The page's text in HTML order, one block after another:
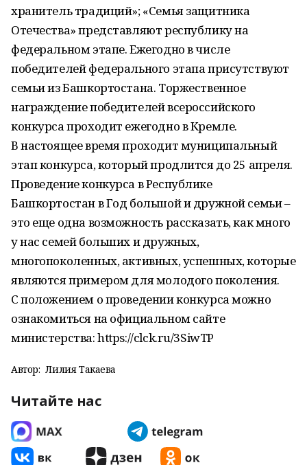
хранитель традиций»; «Семья защитника
Отечества» представляют республику на
федеральном этапе. Ежегодно в числе
победителей федерального этапа присутствуют
семьи из Башкортостана. Торжественное
награждение победителей всероссийского
конкурса проходит ежегодно в Кремле.
В настоящее время проходит муниципальный
этап конкурса, который продлится до 25 апреля.
Проведение конкурса в Республике
Башкортостан в Год большой и дружной семьи –
это еще одна возможность рассказать, как много
у нас семей больших и дружных,
многопоколенных, активных, успешных, которые
являются примером для молодого поколения.
С положением о проведении конкурса можно
ознакомиться на официальном сайте
министерства: https://clck.ru/3SiwTP
Автор: Лилия Такаева
Читайте нас